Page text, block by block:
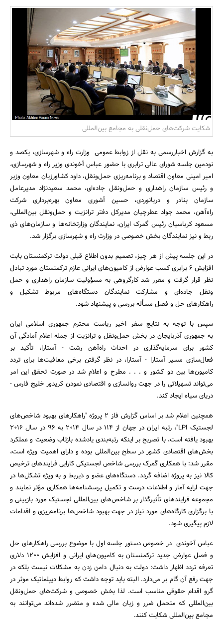
بانک، بیمه و سرمایه
مسکن و ساختمان
جستجو
شکایت شرکت‌های حمل‌نقلی به مجامع بین‌المللی
به گزارش اخباررسمی به نقل از زوابط عمومی وزارت راه و شهرسازی، یکصد و
نودمین جلسه شورای عالی ترابری با حضور عباس آخوندی وزیر راه و شهرسازی،
امیر امینی معاون اقتصاد و برنامه‌ریزی حمل‌ونقل، داود کشاورزیان معاون وزیر
و رئیس سازمان راهداری و حمل‌و‌نقل جاده‌ای، محمد سعیدنژاد مدیرعامل
سازمان بنادر و دریانوردی، حسین آشوری معاون بهره‌برداری شرکت
راه‌آهن، محمد جواد عطرچیان مدیرکل دفتر ترانزیت و حمل‌ونقل بین‌المللی،
مسعود کرباسیان رئیس گمرک ایران، نمایندگان وزارتخانه‌ها و سازمان‌های ذی
ربط و نیز نمایندگان بخش خصوصی در وزارت راه و شهرسازی برگزار شد.
در این جلسه پیش از هر چیز، تصمیم بدون اطلاع قبلی دولت ترکمنستان بابت
افزایش 6 برابری کسب عوارض از کامیون‌های ایرانی عازم ترکمنستان مورد تبادل
نظر قرار گرفت و مقرر شد کارگروهی به مسؤولیت سازمان راهداری و حمل
ونقل جاده‌ای و مشارکت نمایندگان دستگاه‌های مربوط تشکیل و
راهکارهای حل و فصل مسأله بررسی و پیشنهاد شود.
سپس با توجه به نتایج سفر اخیر ریاست محترم جمهوری اسلامی ایران
به جمهوری آذربایجان در بخش حمل‌ونقل و ترانزیت از جمله اعلام آمادگی آن
کشور برای سرمایه‌گذاری در احداث راه‌آهن رشت - آستارا، تأکید بر
فعال‌سازی مسیر آستارا - آستارا، در نظر گرفتن برخی معافیت‌ها برای تردد
کامیون‌ها بین دو کشور و . . . مطرح و اعلام شد در صورت تحقق این امر
می‌تواند تسهیلاتی را در جهت روانسازی و اقتصادی نمودن کریدور خلیج فارس -
دریای سیاه ایجاد کند.
همچنین اعلام شد بر اساس گزارش فاز 2 پروژه "راهکارهای بهبود شاخص‌های
لجستیک LPI"، رتبه ایران در جهان از 114 در سال 2014 به 96 در سال 2016
بهبود یافته است، با تصریح بر اینکه رتبه‌بندی یادشده بازتاب وضعیت و عملکرد
بخش‌های اقتصادی کشور در سطح بین‌المللی بوده و دارای اهمیت ویژه است،
مقرر شد: با همکاری گمرک بررسی شاخص لجستیکی کارایی فرایندهای ترخیص
کالا نیز به پروژه اضافه گردد. دستگاه‌های عضو و ذیربط و به ویژه تشکل‌ها در
جهت ارایه آمار و اطلاعات درست و تکمیل پرسشنامه‌ها همکاری مؤثر نمایند و
مجموعه فرایندهای تأثیرگذار بر شاخص‌های بین‌المللی لجستیک مورد بازبینی و
با برگزاری کارگاه‌های مورد نیاز در جهت بهبود شاخص‌ها برنامه‌ریزی و اقدامات
لازم پیگیری شود.
عباس آخوندی در خصوص دستور جلسه اول با موضوع بررسی راهکارهای حل
و فصل عوارض جدید ترکمنستان به کامیون‌های ایرانی و افزایش 1200 دلاری
تعرفه تردد اظهار داشت: دولت به دنبال دامن زدن به مشکلات نیست بلکه در
جهت رفع آن گام بر می‌دارد. البته باید توجه داشت که روابط دیپلماتیک موثر در
گرو اقدام حقوقی مناسب است. لذا بخش خصوصی و شرکت‌های حمل‌ونقل
بین‌المللی که متحمل ضرر و زیان مالی شده‌ و متضرر شده‌اند می‌توانند به
مجامع بین‌المللی شکایت کنند.